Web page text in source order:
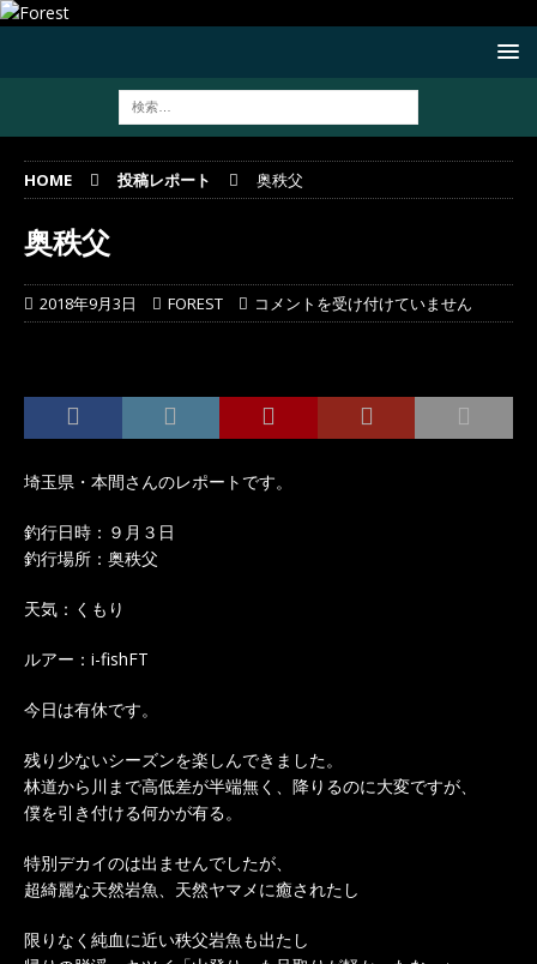
HOME 投稿レポート 奥秩父
奥秩父
2018年9月3日 FOREST コメントを受け付けていません
埼玉県・本間さんのレポートです。
釣行日時：９月３日
釣行場所：奥秩父
天気：くもり
ルアー：i-fishFT
今日は有休です。
残り少ないシーズンを楽しんできました。
林道から川まで高低差が半端無く、降りるのに大変ですが、
僕を引き付ける何かが有る。
特別デカイのは出ませんでしたが、
超綺麗な天然岩魚、天然ヤマメに癒されたし
限りなく純血に近い秩父岩魚も出たし